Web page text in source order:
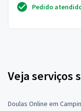
Pedido
Veja serviços
Doulas Online em